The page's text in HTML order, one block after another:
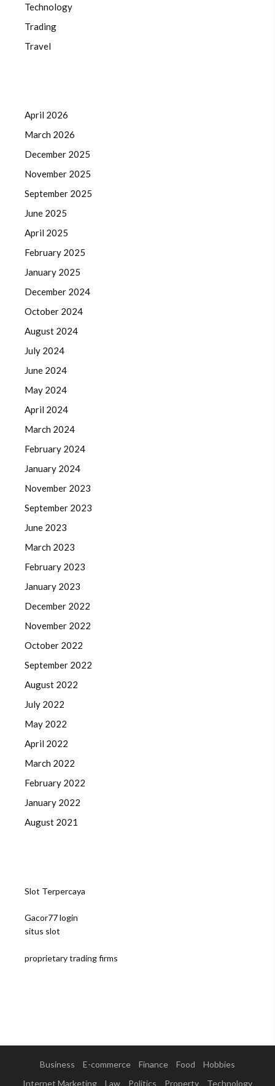
Technology
Trading
Travel
April 2026
March 2026
December 2025
November 2025
September 2025
June 2025
April 2025
February 2025
January 2025
December 2024
October 2024
August 2024
July 2024
June 2024
May 2024
April 2024
March 2024
February 2024
January 2024
November 2023
September 2023
June 2023
March 2023
February 2023
January 2023
December 2022
November 2022
October 2022
September 2022
August 2022
July 2022
May 2022
April 2022
March 2022
February 2022
January 2022
August 2021
Slot Terpercaya
Gacor77 login
situs slot
proprietary trading firms
Business E-commerce Finance Food
Hobbies
Internet Marketing
Law Politics Property Technology